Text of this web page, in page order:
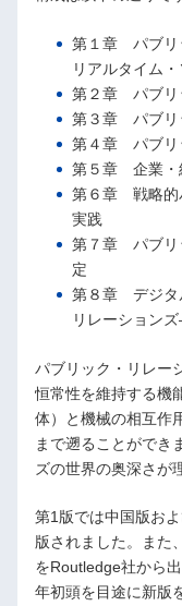
第１章 パブリ
リアルタイム
第２章 パブリ
第３章 パブリ
第４章 パブリ
第５章 企業・
第６章 戦略的
実践
第７章 パブリ
定
第８章 デジタ
リレーション
パブリック・リレー
恒常性を維持する機
体）と機械の相互作
まで遡ることができ
ズの世界の奥深さが
第1版では中国版お
版されました。また
をRoutledge社から
年初頭を目途に新版